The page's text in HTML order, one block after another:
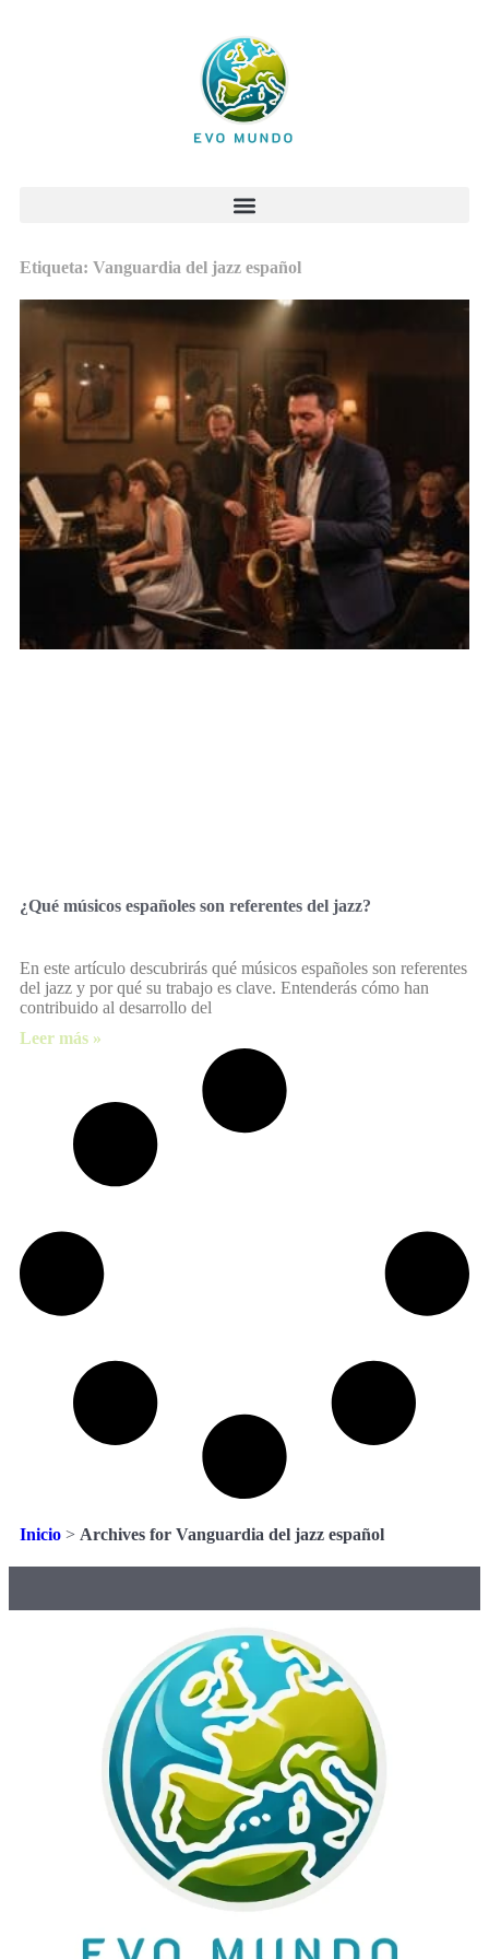
Etiqueta: Vanguardia del jazz español
¿Qué músicos españoles son referentes del jazz?
En este artículo descubrirás qué músicos españoles son referentes
del jazz y por qué su trabajo es clave. Entenderás cómo han
contribuido al desarrollo del
Leer más »
Inicio > Archives for Vanguardia del jazz español